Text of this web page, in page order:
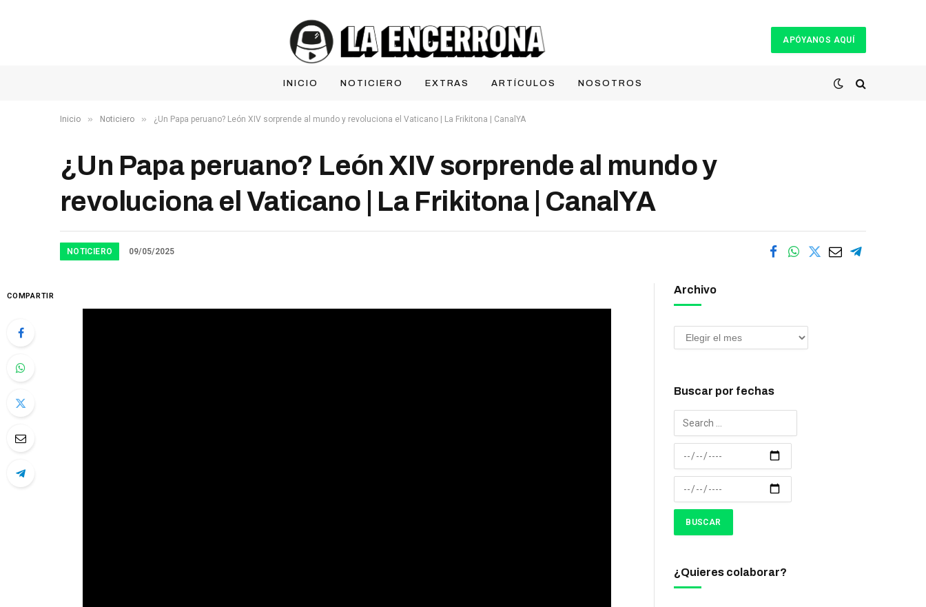
APÓYANOS AQUÍ
INICIO NOTICIERO EXTRAS ARTÍCULOS NOSOTROS
Inicio » Noticiero » ¿Un Papa peruano? León XIV sorprende al mundo y revoluciona el Vaticano | La Frikitona | CanalYA
¿Un Papa peruano? León XIV sorprende al mundo y
revoluciona el Vaticano | La Frikitona | CanalYA
NOTICIERO 09/05/2025
COMPARTIR
Archivo
Buscar por fechas
¿Quieres colaborar?